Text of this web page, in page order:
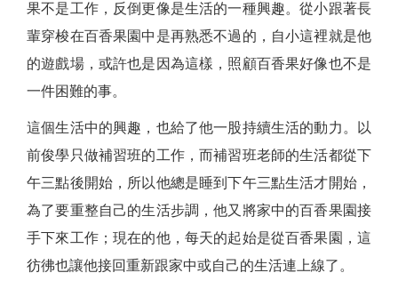
果不是工作，反倒更像是生活的一種興趣。從小跟著長
輩穿梭在百香果園中是再熟悉不過的，自小這裡就是他
的遊戲場，或許也是因為這樣，照顧百香果好像也不是
一件困難的事。
這個生活中的興趣，也給了他一股持續生活的動力。以
前俊學只做補習班的工作，而補習班老師的生活都從下
午三點後開始，所以他總是睡到下午三點生活才開始，
為了要重整自己的生活步調，他又將家中的百香果園接
手下來工作；現在的他，每天的起始是從百香果園，這
彷彿也讓他接回重新跟家中或自己的生活連上線了。